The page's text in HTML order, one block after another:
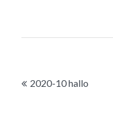
Bericht
2020-10 hallo